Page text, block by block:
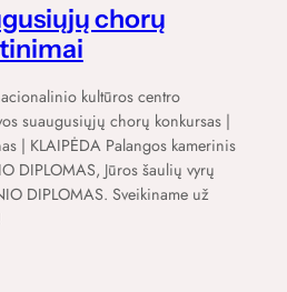
chorų
kultūros centro
suaugusiųjų chorų konkursas |
| KLAIPĖDA Palangos kamerinis
DIPLOMAS, Jūros šaulių vyrų
DIPLOMAS. Sveikiname už